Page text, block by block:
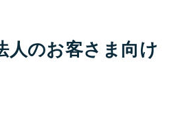
人のお客さま向け